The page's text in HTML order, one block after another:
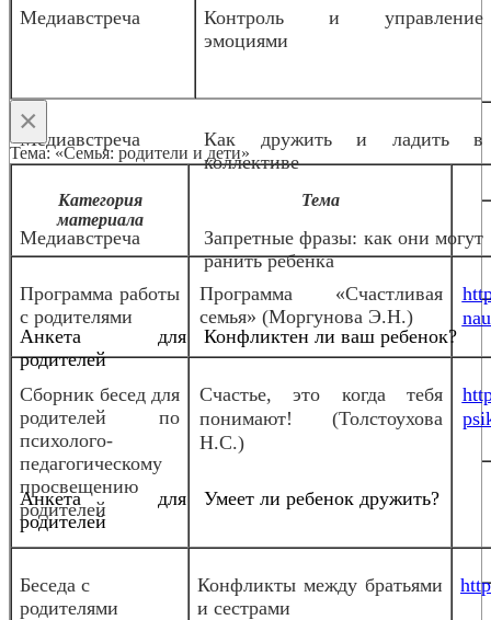
Медиавстреча
Контроль и управление
эмоциями
Медиавстреча
Как дружить и ладить в
коллективе
Медиавстреча
Запретные фразы: как они могут
ранить ребенка
Анкета для
родителей
Конфликтен ли ваш ребенок?
Анкета для
родителей
Умеет ли ребенок дружить?
×
Тема: «Семья: родители и дети»
Категория
материала
Тема
Программа работы
с родителями
Программа «Счастливая
семья» (Моргунова Э.Н.)
Сборник бесед для
родителей по
психолого-
педагогическому
просвещению
родителей
Счастье, это когда тебя
понимают! (Толстоухова
Н.С.)
Беседа с
родителями
Конфликты между братьями
и сестрами